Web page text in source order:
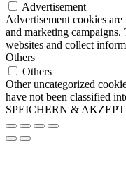
Advertisement
Advertisement cookies
and marketing campaigns.
websites and collect
Others
Others
Other uncategorized
have not been classified
SPEICHERN &